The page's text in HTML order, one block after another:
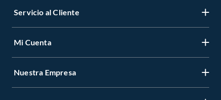
Servicio al Cliente
Mi Cuenta
Nuestra Empresa